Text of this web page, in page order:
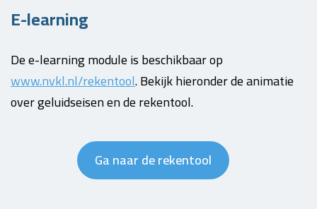
E-learning
De e-learning module is beschikbaar op
www.nvkl.nl/rekentool. Bekijk hieronder de animatie
over geluidseisen en de rekentool.
Ga naar de rekentool